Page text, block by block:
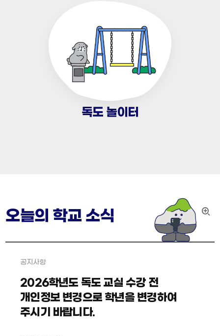
독도 놀이터
오늘의 학교 소식
더
공지사항
2026학년도 독도 교실 수강 전
개인정보 변경으로 학년을 변경하여
주시기 바랍니다.